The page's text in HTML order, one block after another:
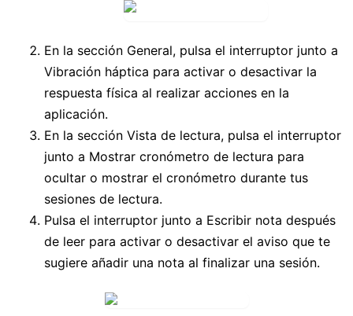
En la sección General, pulsa el interruptor junto a
Vibración háptica para activar o desactivar la
respuesta física al realizar acciones en la
aplicación.
En la sección Vista de lectura, pulsa el interruptor
junto a Mostrar cronómetro de lectura para
ocultar o mostrar el cronómetro durante tus
sesiones de lectura.
Pulsa el interruptor junto a Escribir nota después
de leer para activar o desactivar el aviso que te
sugiere añadir una nota al finalizar una sesión.